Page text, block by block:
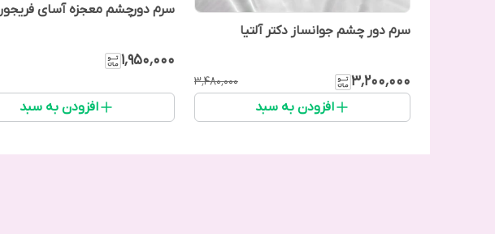
سرم دور چشم جوانساز دکتر آلتیا
۳٬۲۰۰٬۰۰۰ ۳٬۴۸۰٬۰۰۰
افزودن به سبد
سرم دورچشم معجزه آسای فریجور
۱٬۹۵۰٬۰۰۰
افزودن به سبد